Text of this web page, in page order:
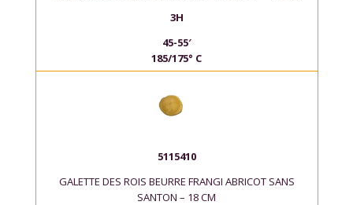
3H
45-55′
185/175° C
5115410
GALETTE DES ROIS BEURRE FRANGI ABRICOT SANS
SANTON – 18 CM